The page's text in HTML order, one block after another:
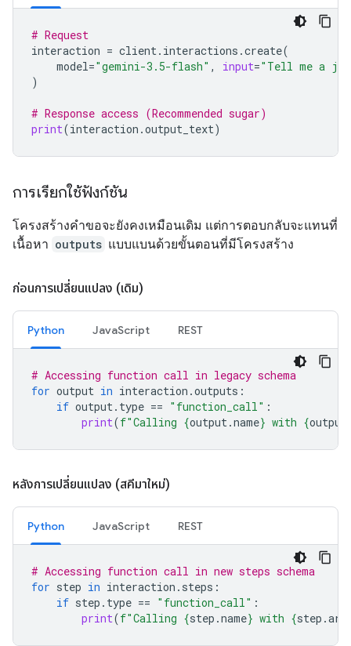
# Request
interaction = client. interactions .create(
model="gemini-3.5-flash" , input="Tell me a
)
# Response access (Recommended sugar)
print(interaction .output_text)
การเรียกใช้ฟังก์ชัน
โครงสร้างคำขอจะยังคงเหมือนเดิม แต่การตอบกลับจะแทนที่
เนื้อหา outputs แบบแบนด้วยขั้นตอนที่มีโครงสร้าง
ก่อนการเปลี่ยนแปลง (เดิม)
Python JavaScript REST
# Accessing function call in legacy schema
for output in interaction .outputs :
if output. type == "function_call" :
print(f"Calling {output.name} with {output
หลังการเปลี่ยนแปลง (สคีมาใหม่)
Python JavaScript REST
# Accessing function call in new steps schema
for step in interaction . steps :
if step . type == "function_call" :
print(f"Calling {step .name} with {step .